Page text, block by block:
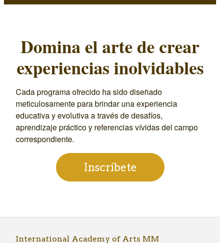
Domina el arte de crear
experiencias inolvidables
Cada programa ofrecido ha sido diseñado
meticulosamente para brindar una experiencia
educativa y evolutiva a través de desafíos,
aprendizaje práctico y referencias vívidas del campo
correspondiente.
Inscríbete
International Academy of Arts MM